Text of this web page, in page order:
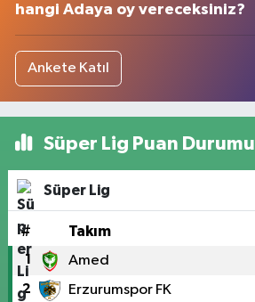
hangi Adaya oy vereceksiniz?
Ankete Katıl
Süper Lig Puan Durumu
Süper Lig
# Takım
1 Amed
2 Erzurumspor FK